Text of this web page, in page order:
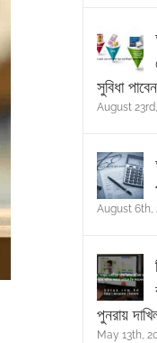
সুবিধা
August
August 6th,
পুনরায়
May 13th,